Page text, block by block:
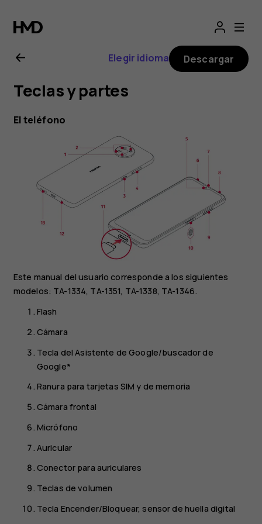
Manual
del
usuario
de
Nokia
G10
Elegir idioma Descargar
Teclas y partes
El teléfono
Este manual del usuario corresponde a los siguientes
modelos: TA-1334, TA-1351, TA-1338, TA-1346.
Flash
Cámara
Tecla del Asistente de Google/buscador de
Google*
Ranura para tarjetas SIM y de memoria
Cámara frontal
Micrófono
Auricular
Conector para auriculares
Teclas de volumen
Tecla Encender/Bloquear, sensor de huella digital